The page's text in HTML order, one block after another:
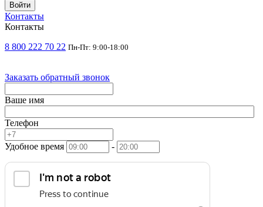
Войти
Контакты
Контакты
8 800 222 70 22 Пн-Пт: 9:00-18:00
Заказать обратный звонок
Ваше имя
Телефон
Удобное время -